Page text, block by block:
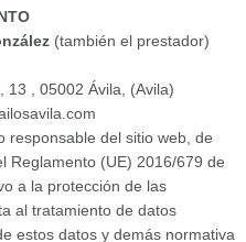
(también el prestador)
13 , 05002 Ávila, (Avila)
responsable del sitio web, de
Reglamento (UE) 2016/679 de
a la protección de las
al tratamiento de datos
estos datos y demás normativa